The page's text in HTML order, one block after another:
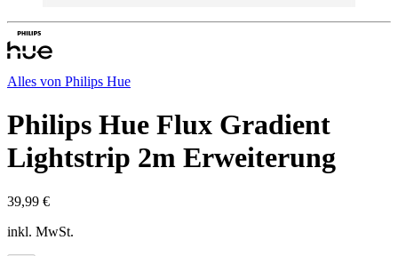
Alles von Philips Hue
Philips Hue Flux Gradient
Lightstrip 2m Erweiterung
39,99 €
inkl. MwSt.